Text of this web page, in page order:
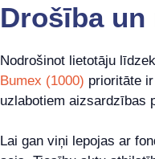
Drošība
Nodrošinot lietotāju
Bumex (1000) prioritāte
uzlabotiem aizsardzības
Lai gan viņi lepojas ar